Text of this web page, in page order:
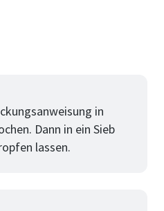
in
Dann in ein Sieb
lassen.